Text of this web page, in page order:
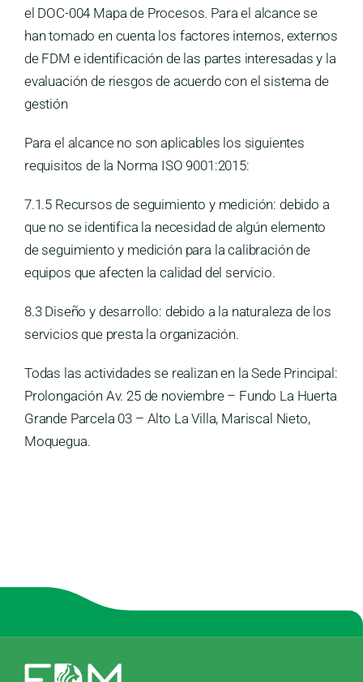
el DOC-004 Mapa de Procesos. Para el alcance se
han tomado en cuenta los factores internos, externos
de FDM e identificación de las partes interesadas y la
evaluación de riesgos de acuerdo con el sistema de
gestión
Para el alcance no son aplicables los siguientes
requisitos de la Norma ISO 9001:2015:
7.1.5 Recursos de seguimiento y medición: debido a
que no se identifica la necesidad de algún elemento
de seguimiento y medición para la calibración de
equipos que afecten la calidad del servicio.
8.3 Diseño y desarrollo: debido a la naturaleza de los
servicios que presta la organización.
Todas las actividades se realizan en la Sede Principal:
Prolongación Av. 25 de noviembre – Fundo La Huerta
Grande Parcela 03 – Alto La Villa, Mariscal Nieto,
Moquegua.